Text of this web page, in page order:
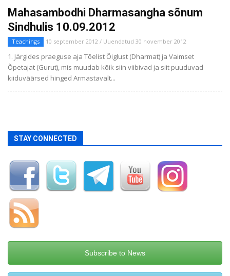
Mahasambodhi Dharmasangha sõnum
Sindhulis 10.09.2012
Teachings 10 september 2012 / Uuendatud 30 november 2012
1. Järgides praeguse aja Tõelist Õiglust (Dharmat) ja Vaimset
Õpetajat (Gurut), mis muudab kõik siin viibivad ja siit puuduvad
kiiduväärsed hinged Armastavalt...
STAY CONNECTED
Subscribe to News